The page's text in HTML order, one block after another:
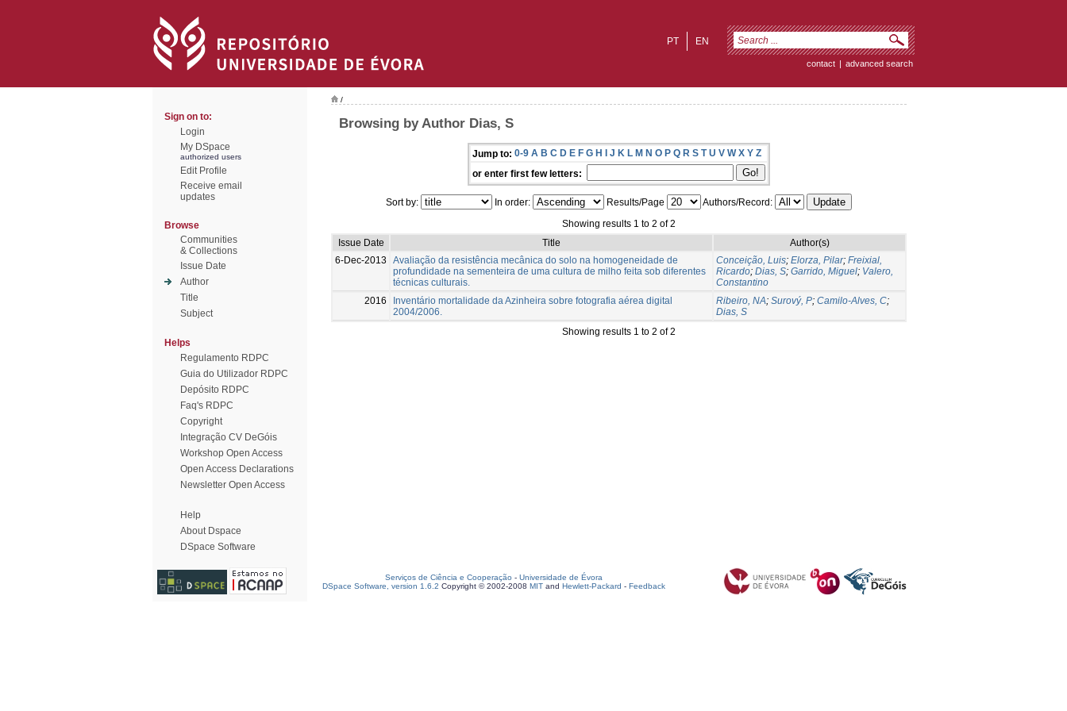
EN
PT
contact | advanced search
Sign on to:
Login
My DSpace
authorized users
Edit Profile
Receive email
updates
Browse
Communities
& Collections
Issue Date
Author
Title
Subject
Helps
Regulamento RDPC
Guia do Utilizador RDPC
Depósito RDPC
Faq's RDPC
Copyright
Integração CV DeGóis
Workshop Open Access
Open Access Declarations
Newsletter Open Access
Help
About Dspace
DSpace Software
/
Browsing by Author Dias, S
Jump to: 0-9 A B C D E F G H I J K L M N O P Q R S T U V W X Y Z
or enter first few letters:
Sort by: In order: Results/Page
Authors/Record:
Showing results 1 to 2 of 2
Issue Date
Title
Author(s)
6-Dec-2013
Avaliação da resistência mecânica do solo na homogeneidade de
profundidade na sementeira de uma cultura de milho feita sob diferentes
técnicas culturais.
Conceição, Luis; Elorza, Pilar; Freixial,
Ricardo; Dias, S; Garrido, Miguel; Valero,
Constantino
2016
Inventário mortalidade da Azinheira sobre fotografia aérea digital
2004/2006.
Ribeiro, NA; Surový, P; Camilo-Alves, C;
Dias, S
Showing results 1 to 2 of 2
Serviços de Ciência e Cooperação - Universidade de Évora
DSpace Software, version 1.6.2 Copyright © 2002-2008 MIT and Hewlett-Packard - Feedback